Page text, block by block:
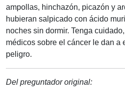
ampollas, hinchazón, picazón y
hubieran salpicado con ácido
noches sin dormir. Tenga
médicos sobre el cáncer le dan a
peligro.
Del preguntador original: